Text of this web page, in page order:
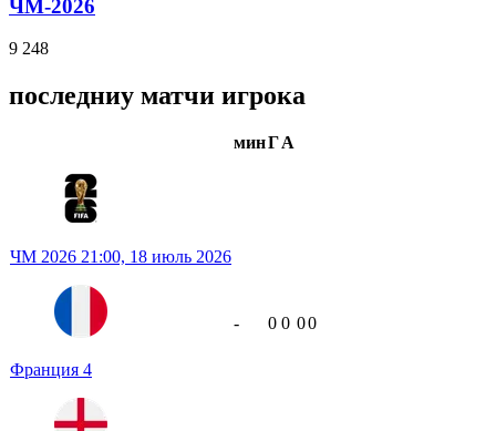
ЧМ-2026
9 248
последниу матчи игрока
минГА
ЧМ 2026 21:00, 18 июль 2026
Франция 4
- 0 0 00